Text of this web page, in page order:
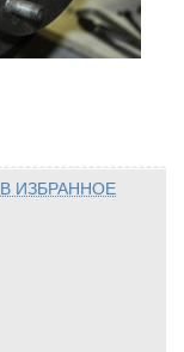
В ИЗБРАННОЕ